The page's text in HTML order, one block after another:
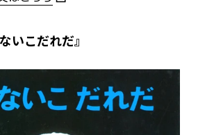
いこだれだ』